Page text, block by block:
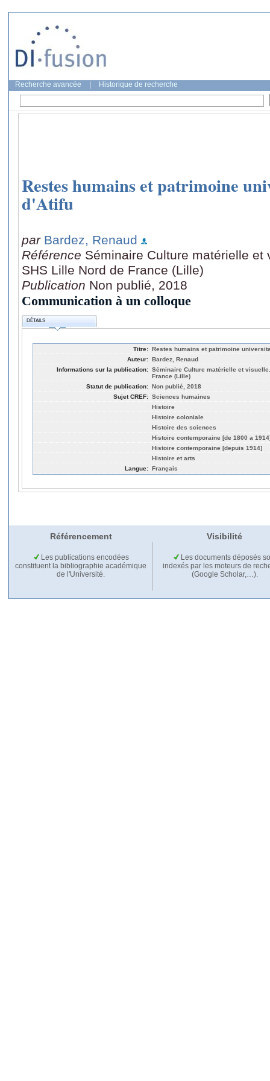
Recherche avancée Historique de recherche
Restes humains et patrimoine
d'Atifu
par Bardez, Renaud
Référence Séminaire Culture matérielle et
SHS Lille Nord de France (Lille)
Publication Non publié, 2018
Communication à un colloque
DÉTAILS
Titre: Restes humains et patrimoine
Auteur: Bardez, Renaud
Informations sur la publication: Séminaire Culture matérielle et
France (Lille)
Statut de publication: Non publié, 2018
Sujet CREF: Sciences humaines
Histoire
Histoire coloniale
Histoire des sciences
Histoire contemporaine [de 1800 a
Histoire contemporaine [depuis 1914]
Histoire et arts
Langue: Français
Référencement Visibilité
Les publications encodées
constituent la bibliographie académique
de l'Université.
Les documents déposés
indexés par les moteurs de
(Google Scholar,…).